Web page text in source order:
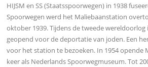
HIJSM en SS (Staatsspoorwegen) in 1938
Spoorwegen werd het Maliebaanstation
oktober 1939. Tijdens de tweede
geopend voor de deportatie van joden. Een
voor het station te bezoeken. In 1954 opende
keer als Nederlands Spoorwegmuseum. Tot